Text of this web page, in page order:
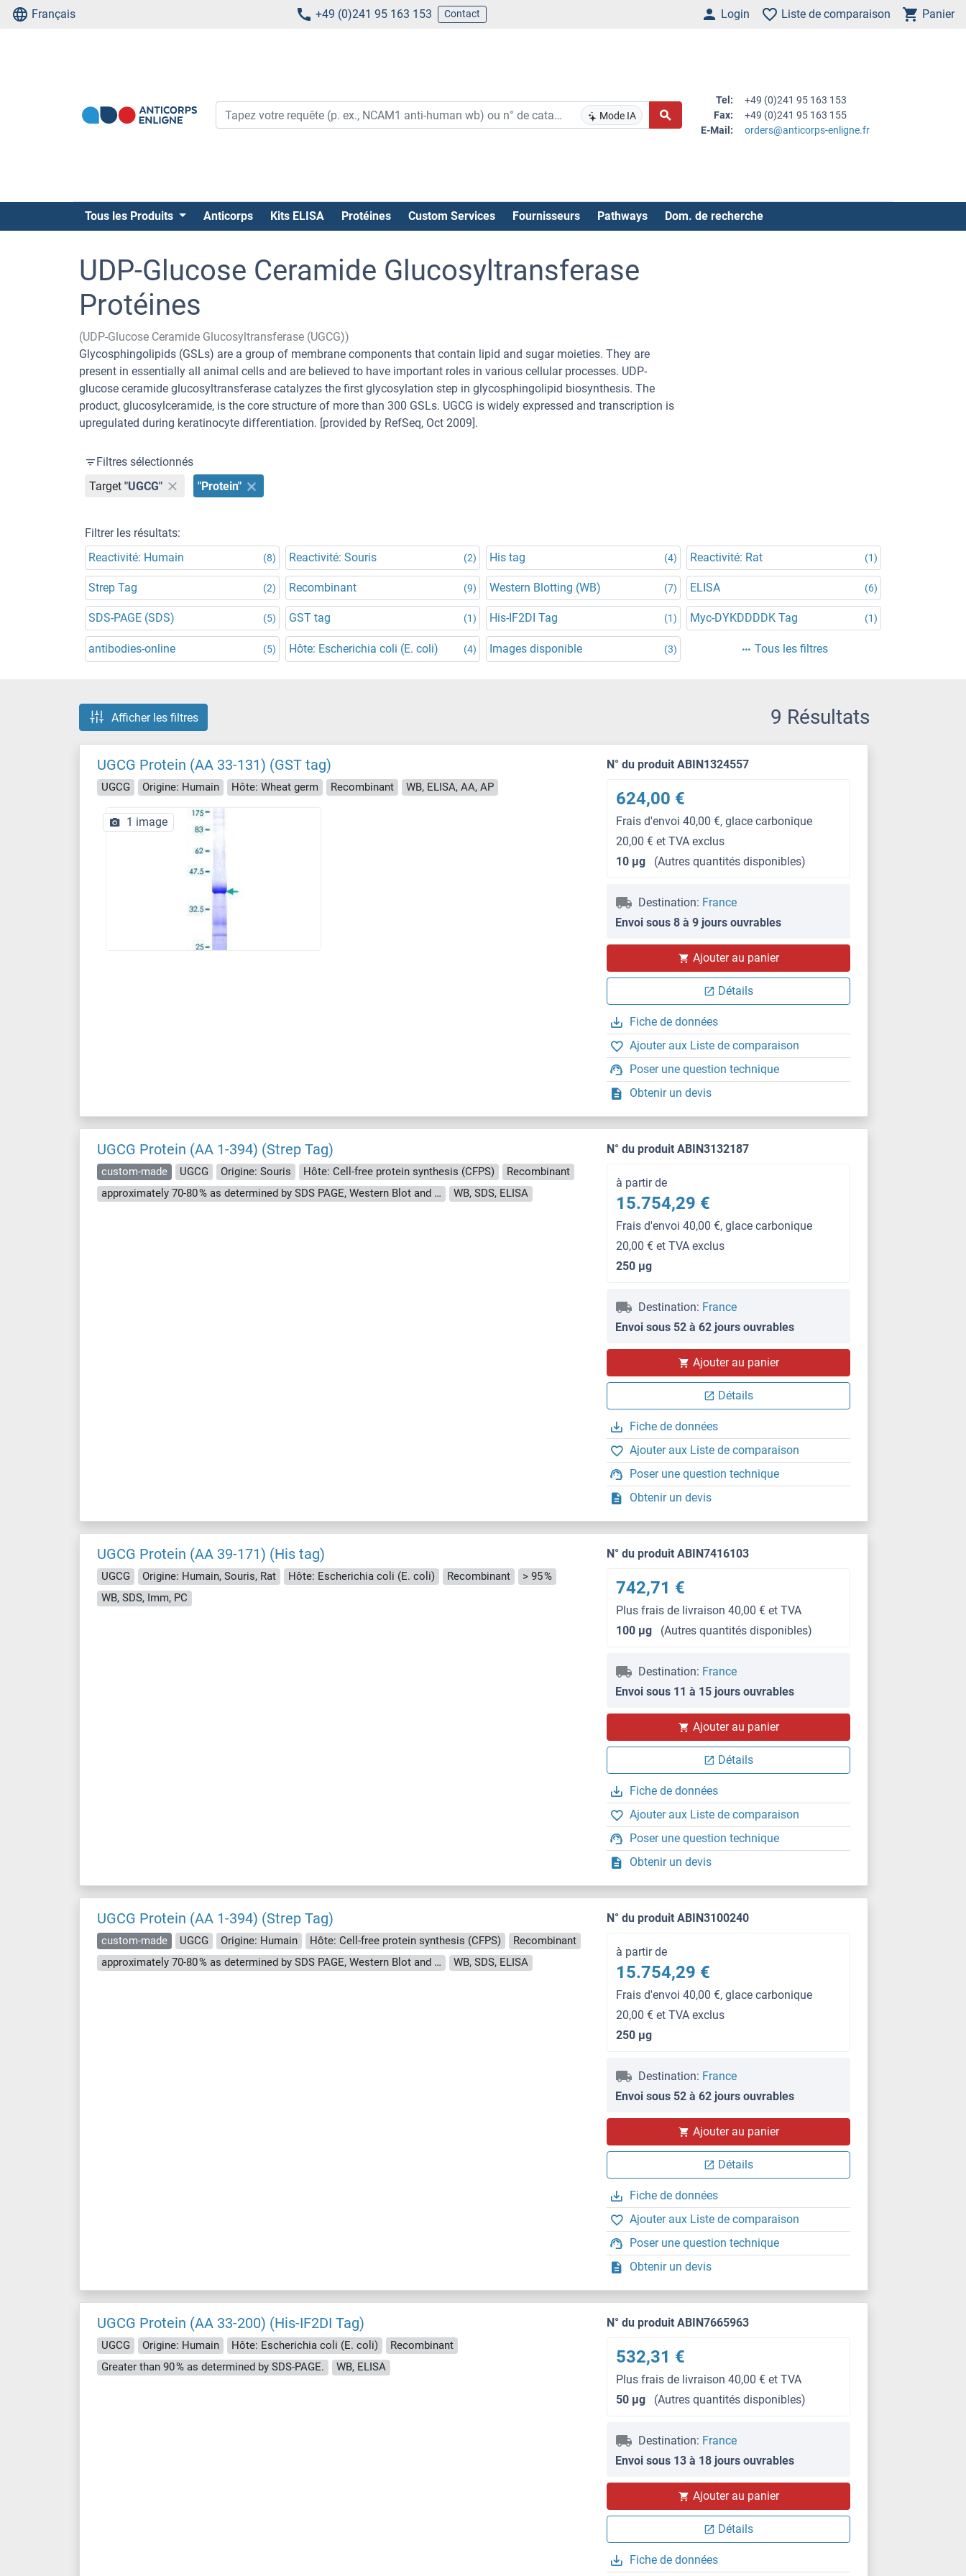
Français +49 (0)241 95 163 153 Contact Login Liste de comparaison Panier
Mode IA
Tel:
+49 (0)241 95 163 153
Fax:
+49 (0)241 95 163 155
E-Mail:
orders@anticorps-enligne.fr
Tous les Produits Anticorps Kits ELISA Protéines Custom Services Fournisseurs Pathways Dom. de recherche
UDP-Glucose Ceramide Glucosyltransferase
Protéines
(UDP-Glucose Ceramide Glucosyltransferase (UGCG))
Glycosphingolipids (GSLs) are a group of membrane components that contain lipid and sugar moieties. They are
present in essentially all animal cells and are believed to have important roles in various cellular processes. UDP-
glucose ceramide glucosyltransferase catalyzes the first glycosylation step in glycosphingolipid biosynthesis. The
product, glucosylceramide, is the core structure of more than 300 GSLs. UGCG is widely expressed and transcription is
upregulated during keratinocyte differentiation. [provided by RefSeq, Oct 2009].
Filtres sélectionnés
Target "UGCG" "Protein"
Filtrer les résultats:
Reactivité: Humain
(8) Reactivité: Souris (2) His tag (4) Reactivité: Rat (1)
Strep Tag (2) Recombinant (9) Western Blotting (WB) (7) ELISA (6)
SDS-PAGE (SDS) (5) GST tag (1) His-IF2DI Tag (1) Myc-DYKDDDDK Tag (1)
antibodies-online (5) Hôte: Escherichia coli (E. coli) (4) Images disponible (3) Tous les filtres
Afficher les filtres 9 Résultats
UGCG Protein (AA 33-131) (GST tag)
UGCG Origine: Humain Hôte: Wheat germ Recombinant WB, ELISA, AA, AP
1 image
N° du produit ABIN1324557
624,00 €
Frais d'envoi 40,00 €, glace carbonique
20,00 € et TVA exclus
10 μg
(Autres quantités disponibles)
Destination: France
Envoi sous 8 à 9 jours ouvrables
Ajouter au panier
Détails
Fiche de données
Ajouter aux Liste de comparaison
Poser une question technique
Obtenir un devis
UGCG Protein (AA 1-394) (Strep Tag)
custom-made UGCG Origine: Souris Hôte: Cell-free protein synthesis (CFPS)
Recombinant
approximately 70-80 % as determined by SDS PAGE, Western Blot and analytical SEC (HPLC).
WB, SDS, ELISA
N° du produit ABIN3132187
à partir de
15.754,29 €
Frais d'envoi 40,00 €, glace carbonique
20,00 € et TVA exclus
250 μg
Destination: France
Envoi sous 52 à 62 jours ouvrables
Ajouter au panier
Détails
Fiche de données
Ajouter aux Liste de comparaison
Poser une question technique
Obtenir un devis
UGCG Protein (AA 39-171) (His tag)
UGCG Origine: Humain, Souris, Rat Hôte: Escherichia coli (E. coli) Recombinant
> 95 %
WB, SDS, Imm, PC
N° du produit ABIN7416103
742,71 €
Plus frais de livraison 40,00 € et TVA
100 μg
(Autres quantités disponibles)
Destination: France
Envoi sous 11 à 15 jours ouvrables
Ajouter au panier
Détails
Fiche de données
Ajouter aux Liste de comparaison
Poser une question technique
Obtenir un devis
UGCG Protein (AA 1-394) (Strep Tag)
custom-made UGCG Origine: Humain Hôte: Cell-free protein synthesis (CFPS)
Recombinant
approximately 70-80 % as determined by SDS PAGE, Western Blot and analytical SEC (HPLC).
WB, SDS, ELISA
N° du produit ABIN3100240
à partir de
15.754,29 €
Frais d'envoi 40,00 €, glace carbonique
20,00 € et TVA exclus
250 μg
Destination: France
Envoi sous 52 à 62 jours ouvrables
Ajouter au panier
Détails
Fiche de données
Ajouter aux Liste de comparaison
Poser une question technique
Obtenir un devis
UGCG Protein (AA 33-200) (His-IF2DI Tag)
UGCG Origine: Humain Hôte: Escherichia coli (E. coli)
Recombinant
Greater than 90 % as determined by SDS-PAGE.
WB, ELISA
N° du produit ABIN7665963
532,31 €
Plus frais de livraison 40,00 € et TVA
50 μg
(Autres quantités disponibles)
Destination: France
Envoi sous 13 à 18 jours ouvrables
Ajouter au panier
Détails
Fiche de données